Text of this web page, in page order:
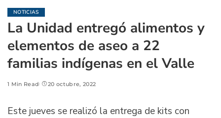
NOTICIAS
La Unidad entregó alimentos y
elementos de aseo a 22
familias indígenas en el Valle
1 Min Read 20 octubre, 2022
Este jueves se realizó la entrega de kits con